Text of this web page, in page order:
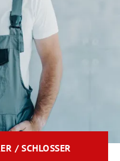
/ SCHLOSSER